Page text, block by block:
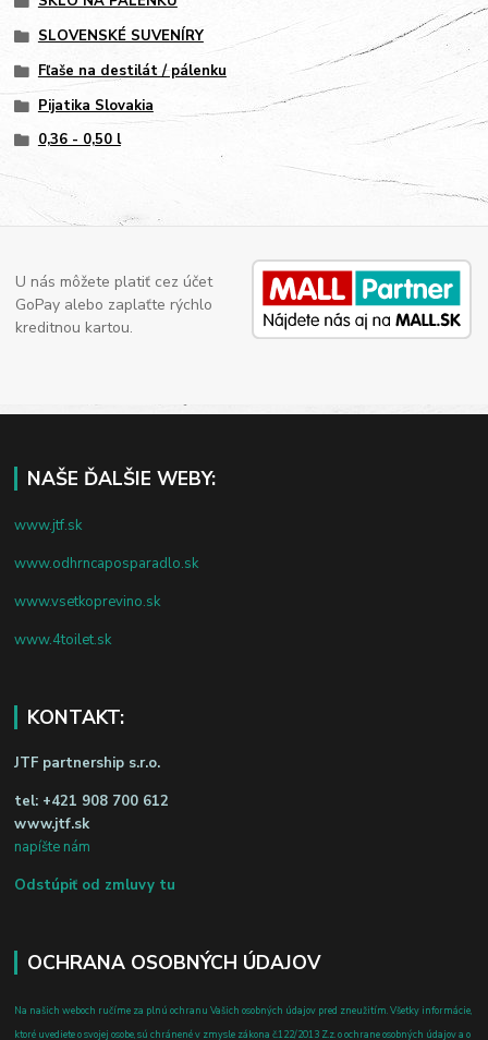
SLOVENSKÉ SUVENÍRY
Fľaše na destilát / pálenku
Pijatika Slovakia
0,36 - 0,50 l
U nás môžete platiť cez účet
GoPay alebo zaplaťte rýchlo
kreditnou kartou.
NAŠE ĎALŠIE WEBY:
www.jtf.sk
www.odhrncaposparadlo.sk
www.vsetkoprevino.sk
www.4toilet.sk
KONTAKT:
JTF partnership s.r.o.
tel: +421 908 700 612
www.jtf.sk
napíšte nám
Odstúpiť od zmluvy tu
OCHRANA OSOBNÝCH ÚDAJOV
Na našich weboch ručíme za plnú ochranu Vašich osobných údajov pred zneužitím. Všetky informácie,
ktoré uvediete o svojej osobe, sú chránené v zmysle zákona č.122/2013 Z.z. o ochrane osobných údajov a o